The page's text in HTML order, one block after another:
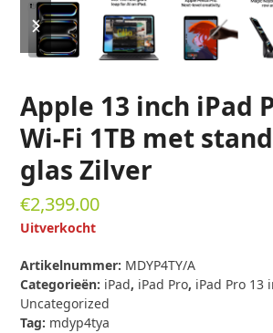
previous
slide
next
slide
Apple 13 inch iPad
Wi-Fi 1TB met
glas Zilver
€2,399.00
Uitverkocht
Artikelnummer: MDYP4TY/A
Categorieën: iPad, iPad Pro, iPad Pro 13
Uncategorized
Tag: mdyp4tya